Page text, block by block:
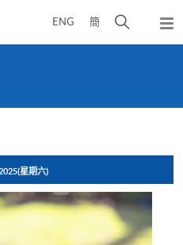
ENG 簡
開
彈
出
(星期六)